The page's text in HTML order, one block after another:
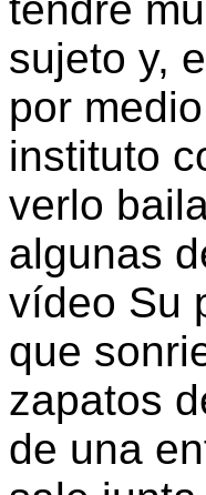
tendré
sujeto y,
por
instituto
verlo
algunas
vídeo Su
que
zapatos
de una